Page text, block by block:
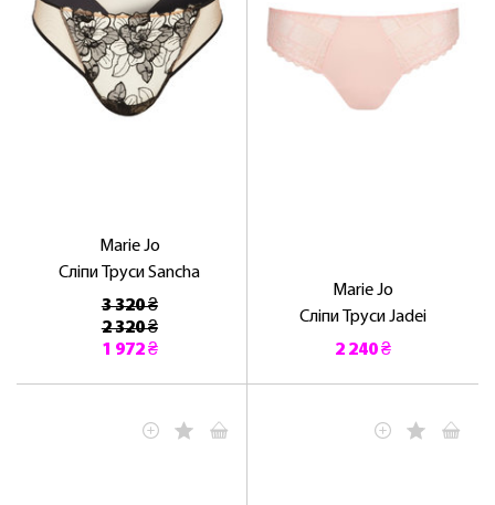
Marie Jo
Сліпи Труси Sancha
3 320 ₴
2 320 ₴
1 972 ₴
Marie Jo
Сліпи Труси Jadei
2 240 ₴